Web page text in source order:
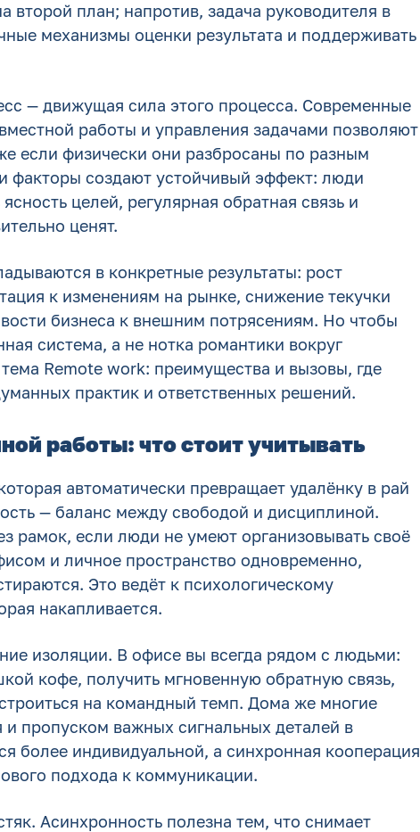
второй план; напротив, задача руководителя в
механизмы оценки результата и поддерживать
— движущая сила этого процесса. Современные
работы и управления задачами позволяют
если физически они разбросаны по разным
факторы создают устойчивый эффект: люди
целей, регулярная обратная связь и
ценят.
в конкретные результаты: рост
к изменениям на рынке, снижение текучки
бизнеса к внешним потрясениям. Но чтобы
система, а не нотка романтики вокруг
Remote work: преимущества и вызовы, где
практик и ответственных решений.
работы: что стоит учитывать
автоматически превращает удалёнку в рай
— баланс между свободой и дисциплиной.
рамок, если люди не умеют организовывать своё
и личное пространство одновременно,
Это ведёт к психологическому
накапливается.
изоляции. В офисе вы всегда рядом с людьми:
кофе, получить мгновенную обратную связь,
на командный темп. Дома же многие
пропуском важных сигнальных деталей в
более индивидуальной, а синхронная кооперация
подхода к коммуникации.
Асинхронность полезна тем, что снимает